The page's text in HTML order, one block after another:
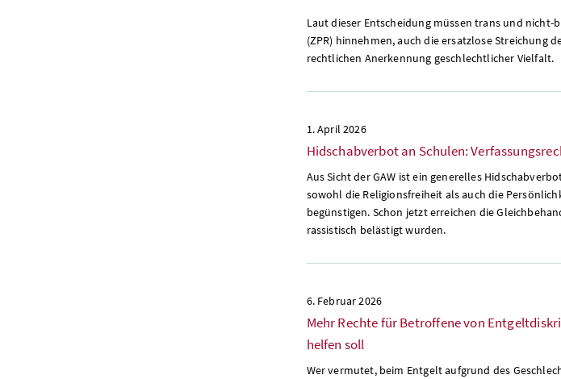
Laut dieser Entscheidung müssen trans und
(ZPR) hinnehmen, auch die ersatzlose Streichung
rechtlichen Anerkennung geschlechtlicher Vielfalt.
1. April 2026
Hidschabverbot an Schulen:
Aus Sicht der GAW ist ein generelles
sowohl die Religionsfreiheit als auch die
begünstigen. Schon jetzt erreichen die
rassistisch belästigt wurden.
6. Februar 2026
Mehr Rechte für Betroffene von
helfen soll
Wer vermutet, beim Entgelt aufgrund des